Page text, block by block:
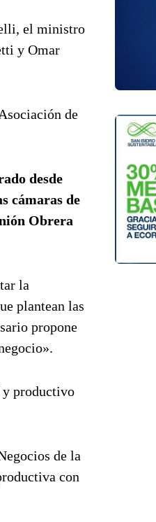
el ministro
y Omar
de
desde
cámaras de
Obrera
la
plantean las
propone
y productivo
de la
con